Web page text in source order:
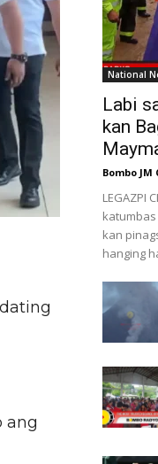
ang
National
Labi
kan
Bombo
LEGAZPI
kan
hanging